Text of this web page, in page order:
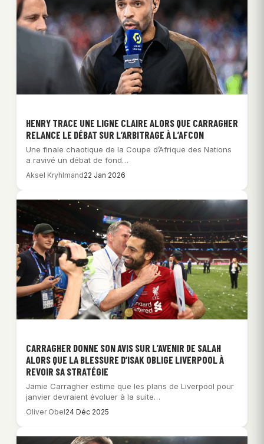
HENRY TRACE UNE LIGNE CLAIRE ALORS QUE CARRAGHER
RELANCE LE DÉBAT SUR L’ARBITRAGE À L’AFCON
Une finale chaotique de la Coupe d’Afrique des Nations
a ravivé un débat de fond…
Aksel Kryhlmand22 Jan 2026
CARRAGHER DONNE SON AVIS SUR L’AVENIR DE SALAH
ALORS QUE LA BLESSURE D’ISAK OBLIGE LIVERPOOL À
REVOIR SA STRATÉGIE
Jamie Carragher estime que les plans de Liverpool pour
janvier devraient évoluer à la suite…
Oliver Obel24 Déc 2025